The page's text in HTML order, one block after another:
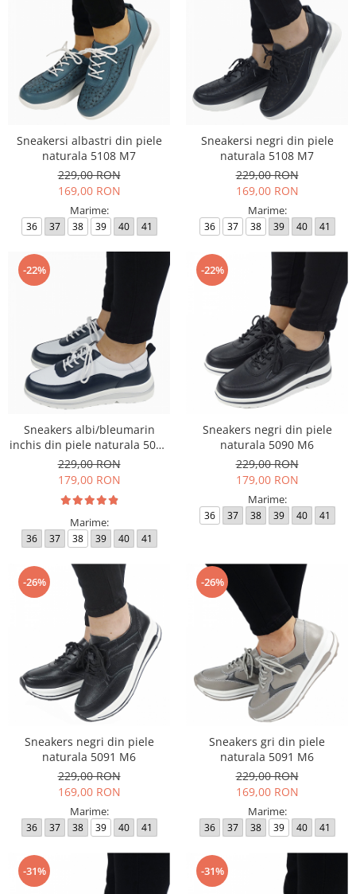
Sneakersi albastri din piele
naturala 5108 M7
229,00 RON
169,00 RON
Marime:
36 37 38 39 40 41
Sneakersi negri din piele
naturala 5108 M7
229,00 RON
169,00 RON
Marime:
36 37 38 39 40 41
-22%
Sneakers albi/bleumarin
inchis din piele naturala 5090
M6
229,00 RON
179,00 RON
Marime:
36 37 38 39 40 41
-22%
Sneakers negri din piele
naturala 5090 M6
229,00 RON
179,00 RON
Marime:
36 37 38 39 40 41
-26%
Sneakers negri din piele
naturala 5091 M6
229,00 RON
169,00 RON
Marime:
36 37 38 39 40 41
-26%
Sneakers gri din piele
naturala 5091 M6
229,00 RON
169,00 RON
Marime:
36 37 38 39 40 41
-31% -31%